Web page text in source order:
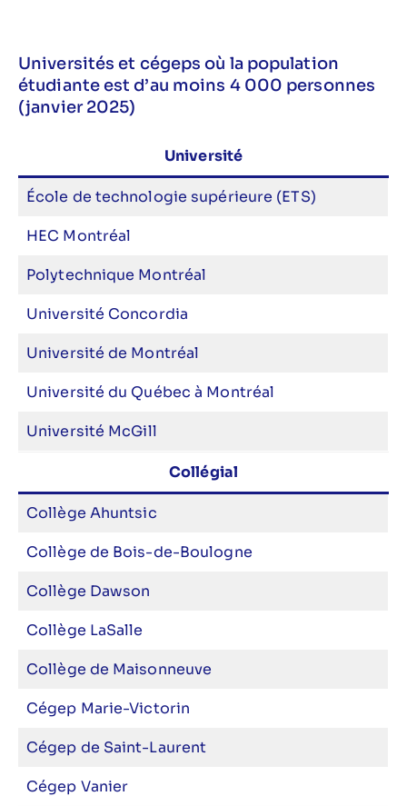
Universités et cégeps où la population
étudiante est d’au moins 4 000 personnes
(janvier 2025)
Université
École de technologie supérieure (ETS)
HEC Montréal
Polytechnique Montréal
Université Concordia
Université de Montréal
Université du Québec à Montréal
Université McGill
Collégial
Collège Ahuntsic
Collège de Bois-de-Boulogne
Collège Dawson
Collège LaSalle
Collège de Maisonneuve
Cégep Marie-Victorin
Cégep de Saint-Laurent
Cégep Vanier